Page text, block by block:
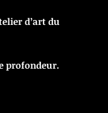
d’art du
profondeur.